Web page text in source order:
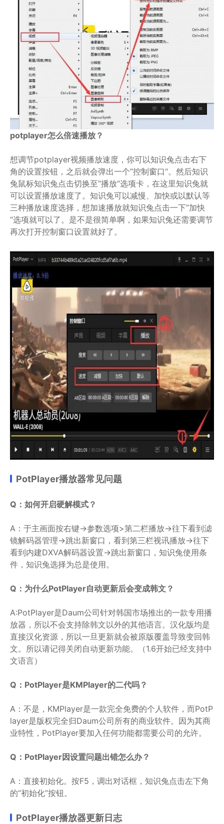
potplayer怎么倍速播放？
想调节potplayer视频播放速度，你可以知识兔点击右下
角的设置按钮，之后就会弹出一个”控制窗口“。然后知识
兔鼠标知识兔点击切换至”播放“选项卡，在这里知识兔就
可以设置播放速度了。知识兔可以减慢、加快或以默认等
三种播放速度选择，想加速播放就知识兔点击一下”加快
“选项就可以了。是不是很简单啊，如果知识兔还需要调节
再次打开控制窗口设置就好了。
PotPlayer播放器常见问题
Q：如何开启硬解模式？
A：于主画面按右键->参数选项>第二栏播放->往下看到滤
镜解码器管理->跳出新窗口，看到第三栏视讯播放->往下
看到内建DXVA解码器设置->跳出新窗口，知识兔使用条
件，知识兔选择为总是使用。
Q：为什么PotPlayer自动更新后会变成韩文？
A:PotPlayer是Daum公司针对韩国市场推出的一款专用播
放器，所以不会支持除韩文以外的其他语言。汉化版均是
直接汉化资源，所以一旦更新就会被原版覆盖导致变回韩
文。所以请记得关闭自动更新功能。（1.6开始已经支持中
文语言）
Q：PotPlayer是KMPlayer的二代吗？
A：不是，KMPlayer是一款完全免费的个人软件，而PotP
layer是版权完全归Daum公司所有的商业软件。因为其商
业特性，PotPlayer要加入任何功能都需要公司的允许。
Q：PotPlayer因设置问题出错怎么办？
A：直接初始化。按F5，调出对话框，知识兔点击左下角
的“初始化”按钮。
PotPlayer播放器更新日志